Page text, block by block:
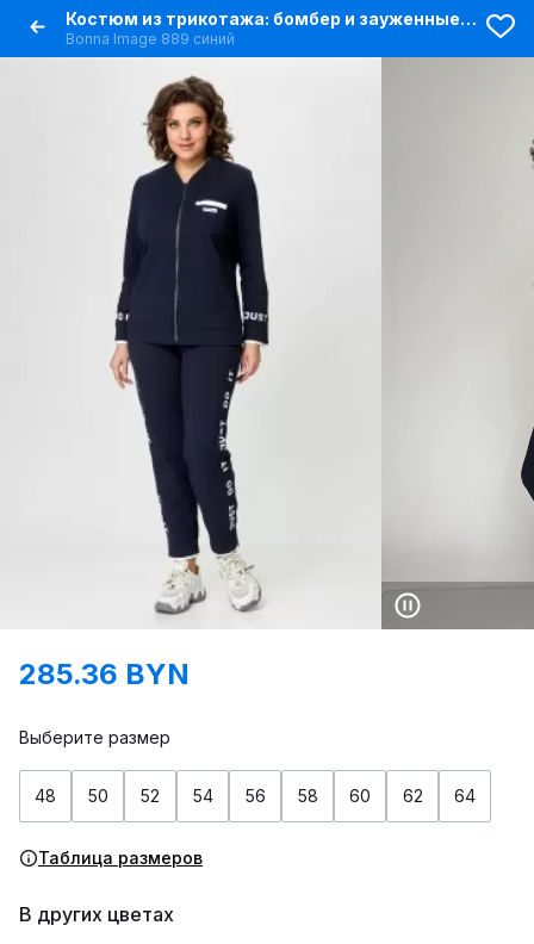
Костюм из трикотажа: бомбер и зауженные брюки спорт-шик
Bonna Image 889 синий
285.36 BYN
Выберите размер
48 50 52 54 56 58 60 62 64
Таблица размеров
В других цветах